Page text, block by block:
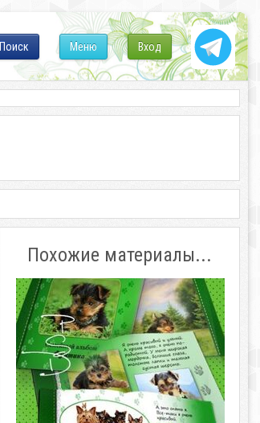
Вход
Меню
Поиск
Похожие материалы...